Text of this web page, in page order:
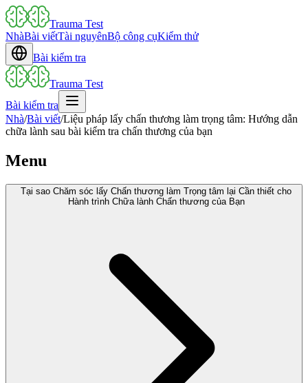
Trauma Test
NhàBài viếtTài nguyênBộ công cụKiểm thử
Bài kiểm tra
Trauma Test
Bài kiểm tra
Nhà/Bài viết/Liệu pháp lấy chấn thương làm trọng tâm: Hướng dẫn
chữa lành sau bài kiểm tra chấn thương của bạn
Menu
Tại sao Chăm sóc lấy Chấn thương làm Trọng tâm lại Cần thiết cho
Hành trình Chữa lành Chấn thương của Bạn